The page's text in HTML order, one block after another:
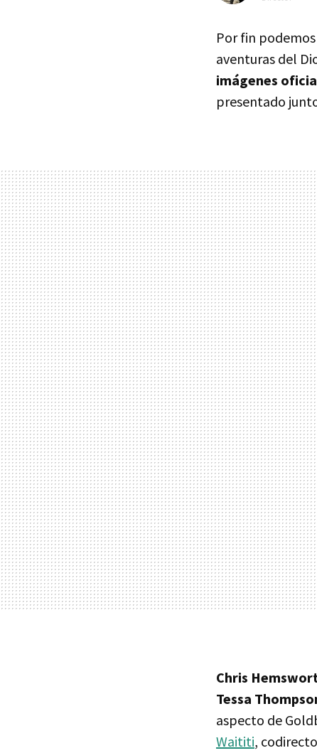
Por fin
aventuras del
imágenes
presentado
Chris
Tessa
aspecto de
Waititi,